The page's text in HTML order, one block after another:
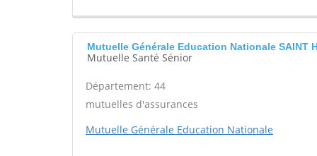
Mutuelle Générale Education Nationale SAINT
Mutuelle Santé Sénior
Département: 44
mutuelles d'assurances
Mutuelle Générale Education Nationale